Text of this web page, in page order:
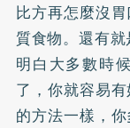
比方再怎麼沒
質食物。還有
明白大多數時
了，你就容易
的方法一樣，